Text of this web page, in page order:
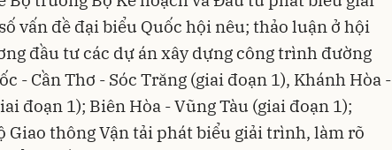
vấn đề đại biểu Quốc hội nêu; thảo luận ở hội
đầu tư các dự án xây dựng công trình đường
- Cần Thơ - Sóc Trăng (giai đoạn 1), Khánh Hòa -
đoạn 1); Biên Hòa - Vũng Tàu (giai đoạn 1);
Giao thông Vận tải phát biểu giải trình, làm rõ